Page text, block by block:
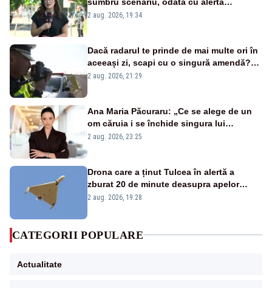
energetică
2 aug. 2026, 19:34
Dacă radarul te prinde de mai multe ori în
aceeași zi, scapi cu o singură amendă?
Ce spune legea
2 aug. 2026, 21:29
Ana Maria Păcuraru: „Ce se alege de un
om căruia i se închide singura lui
portiță?”
2 aug. 2026, 23:25
Drona care a ținut Tulcea în alertă a
zburat 20 de minute deasupra apelor
României. Au fost ridicate două F-16
2 aug. 2026, 19:28
CATEGORII POPULARE
Actualitate